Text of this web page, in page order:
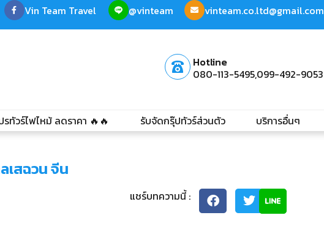
Vin Team Travel @vinteam vinteam.co.ltd@gmail.com
Hotline
080-113-5495,099-492-9053
รทัวร์ไฟไหม้ ลดราคา 🔥🔥 รับจัดกรุ๊ปทัวร์ส่วนตัว บริการอื่นๆ
สฉวน จีน
แชร์บทความนี้ :